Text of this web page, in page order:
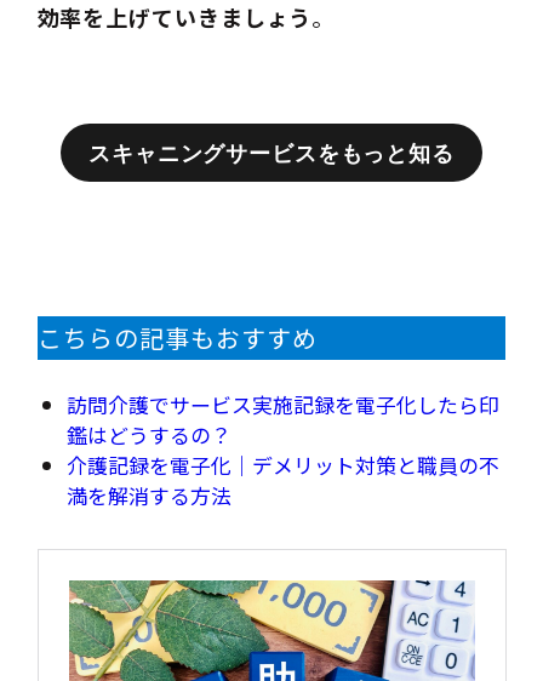
効率を上げていきましょう。
スキャニングサービスをもっと知る
こちらの記事もおすすめ
訪問介護でサービス実施記録を電子化したら印
鑑はどうするの？
介護記録を電子化｜デメリット対策と職員の不
満を解消する方法